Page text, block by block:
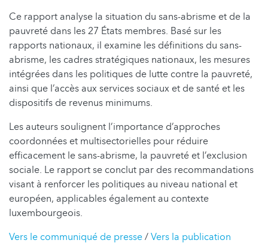
Ce rapport analyse la situation du sans-abrisme et de la
pauvreté dans les 27 États membres. Basé sur les
rapports nationaux, il examine les définitions du sans-
abrisme, les cadres stratégiques nationaux, les mesures
intégrées dans les politiques de lutte contre la pauvreté,
ainsi que l’accès aux services sociaux et de santé et les
dispositifs de revenus minimums.
Les auteurs soulignent l’importance d’approches
coordonnées et multisectorielles pour réduire
efficacement le sans-abrisme, la pauvreté et l’exclusion
sociale. Le rapport se conclut par des recommandations
visant à renforcer les politiques au niveau national et
européen, applicables également au contexte
luxembourgeois.
Vers le communiqué de presse/Vers la publication